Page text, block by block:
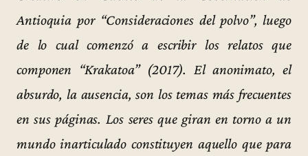
Antioquia por “Consideraciones del polvo”, luego
de lo cual comenzó a escribir los relatos que
componen “Krakatoa” (2017). El anonimato, el
absurdo, la ausencia, son los temas más frecuentes
en sus páginas. Los seres que giran en torno a un
mundo inarticulado constituyen aquello que para